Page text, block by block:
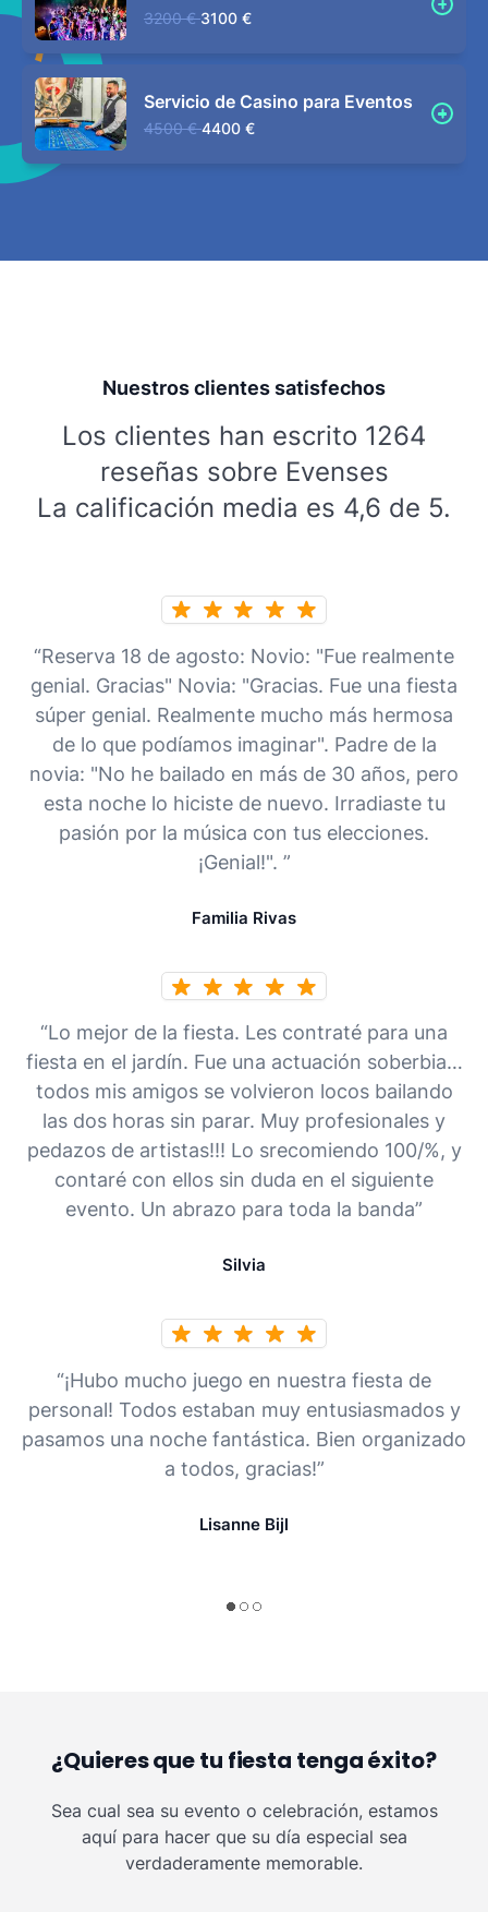
3200 € 3100 €
Servicio de Casino para Eventos
4500 € 4400 €
Nuestros clientes satisfechos
Los clientes han escrito 1264
reseñas sobre Evenses
La calificación media es 4,6 de 5.
“Reserva 18 de agosto: Novio: "Fue realmente
genial. Gracias" Novia: "Gracias. Fue una fiesta
súper genial. Realmente mucho más hermosa
de lo que podíamos imaginar". Padre de la
novia: "No he bailado en más de 30 años, pero
esta noche lo hiciste de nuevo. Irradiaste tu
pasión por la música con tus elecciones.
¡Genial!". ”
Familia Rivas
“Lo mejor de la fiesta. Les contraté para una
fiesta en el jardín. Fue una actuación soberbia…
todos mis amigos se volvieron locos bailando
las dos horas sin parar. Muy profesionales y
pedazos de artistas!!! Lo srecomiendo 100/%, y
contaré con ellos sin duda en el siguiente
evento. Un abrazo para toda la banda”
Silvia
“¡Hubo mucho juego en nuestra fiesta de
personal! Todos estaban muy entusiasmados y
pasamos una noche fantástica. Bien organizado
a todos, gracias!”
Lisanne Bijl
¿Quieres que tu fiesta tenga éxito?
Sea cual sea su evento o celebración, estamos
aquí para hacer que su día especial sea
verdaderamente memorable.